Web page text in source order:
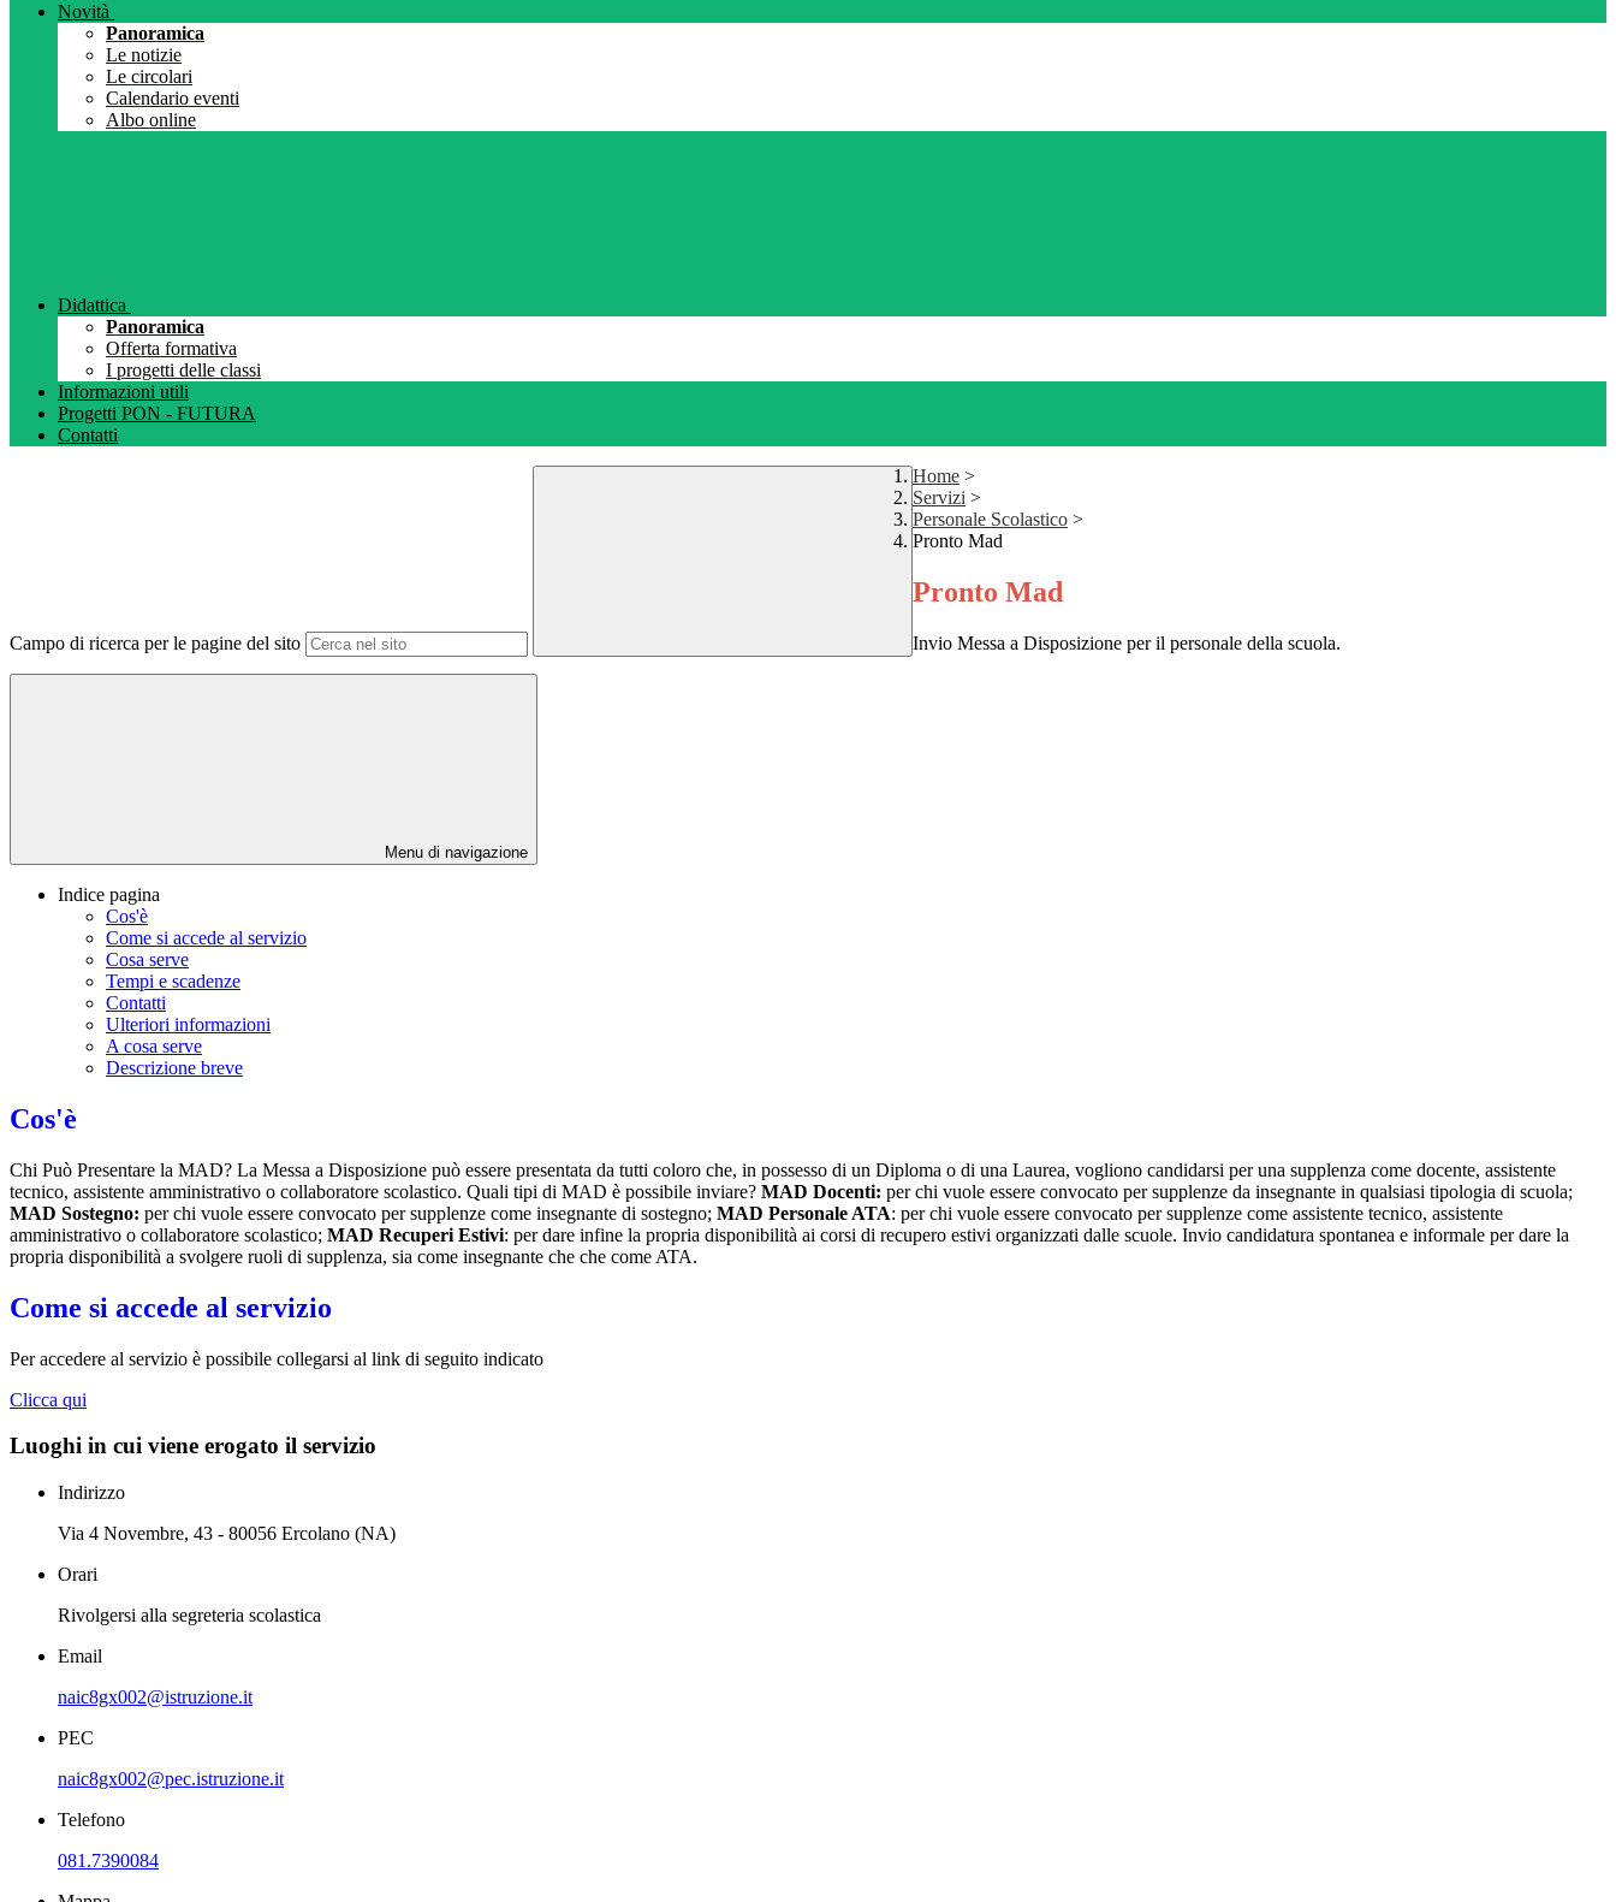
Novità
Panoramica
Le notizie
Le circolari
Calendario eventi
Albo online
Didattica
Panoramica
Offerta formativa
I progetti delle classi
Informazioni utili
Progetti PON - FUTURA
Contatti
Campo di ricerca per le pagine del sito
Home >
Servizi >
Personale Scolastico >
Pronto Mad
Pronto Mad
Invio Messa a Disposizione per il personale della scuola.
Menu di navigazione
Indice pagina
Cos'è
Come si accede al servizio
Cosa serve
Tempi e scadenze
Contatti
Ulteriori informazioni
A cosa serve
Descrizione breve
Cos'è
Chi Può Presentare la MAD? La Messa a Disposizione può essere presentata da tutti coloro che, in possesso di un Diploma o di una Laurea, vogliono candidarsi per una supplenza come docente, assistente
tecnico, assistente amministrativo o collaboratore scolastico. Quali tipi di MAD è possibile inviare? MAD Docenti: per chi vuole essere convocato per supplenze da insegnante in qualsiasi tipologia di scuola;
MAD Sostegno: per chi vuole essere convocato per supplenze come insegnante di sostegno; MAD Personale ATA: per chi vuole essere convocato per supplenze come assistente tecnico, assistente
amministrativo o collaboratore scolastico; MAD Recuperi Estivi: per dare infine la propria disponibilità ai corsi di recupero estivi organizzati dalle scuole. Invio candidatura spontanea e informale per dare la
propria disponibilità a svolgere ruoli di supplenza, sia come insegnante che che come ATA.
Come si accede al servizio
Per accedere al servizio è possibile collegarsi al link di seguito indicato
Clicca qui
Luoghi in cui viene erogato il servizio
Indirizzo
Via 4 Novembre, 43 - 80056 Ercolano (NA)
Orari
Rivolgersi alla segreteria scolastica
Email
naic8gx002@istruzione.it
PEC
naic8gx002@pec.istruzione.it
Telefono
081.7390084